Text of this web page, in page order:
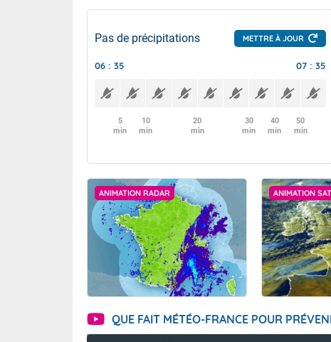
Pas de précipitations METTRE À JOUR
06 : 35 07 : 35
5
min
10
min
20
min
30
min
40
min
50
min
ANIMATION RADAR ANIMATION
QUE FAIT MÉTÉO-FRANCE POUR